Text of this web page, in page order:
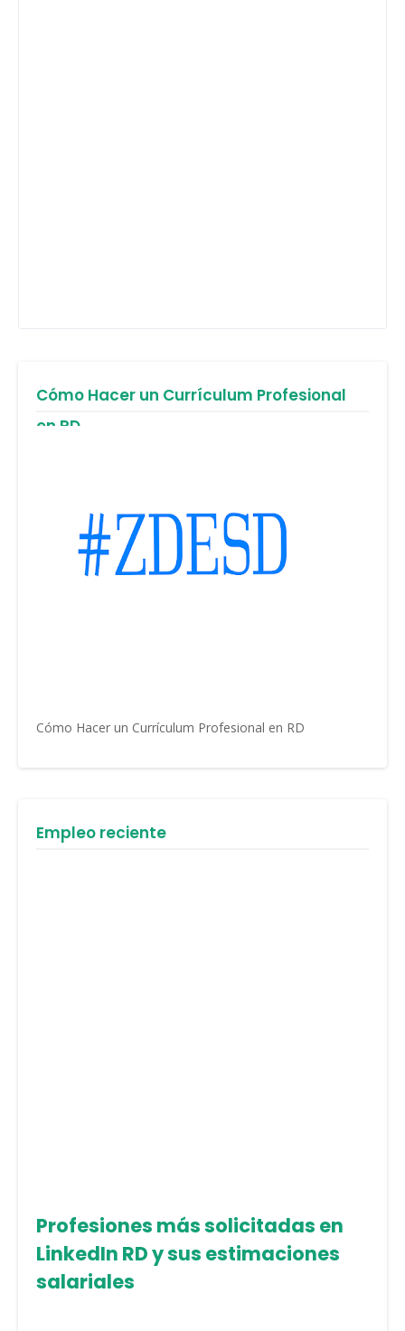
Cómo Hacer un Currículum Profesional
en RD
Cómo Hacer un Currículum Profesional en RD
Empleo reciente
Profesiones más solicitadas en
LinkedIn RD y sus estimaciones
salariales